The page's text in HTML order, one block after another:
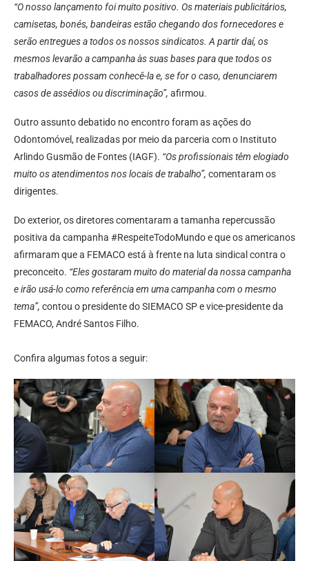
“O nosso lançamento foi muito positivo. Os materiais publicitários,
camisetas, bonés, bandeiras estão chegando dos fornecedores e
serão entregues a todos os nossos sindicatos. A partir daí, os
mesmos levarão a campanha às suas bases para que todos os
trabalhadores possam conhecê-la e, se for o caso, denunciarem
casos de assédios ou discriminação”, afirmou.
Outro assunto debatido no encontro foram as ações do
Odontomóvel, realizadas por meio da parceria com o Instituto
Arlindo Gusmão de Fontes (IAGF). “Os profissionais têm elogiado
muito os atendimentos nos locais de trabalho”, comentaram os
dirigentes.
Do exterior, os diretores comentaram a tamanha repercussão
positiva da campanha #RespeiteTodoMundo e que os americanos
afirmaram que a FEMACO está à frente na luta sindical contra o
preconceito. “Eles gostaram muito do material da nossa campanha
e irão usá-lo como referência em uma campanha com o mesmo
tema”, contou o presidente do SIEMACO SP e vice-presidente da
FEMACO, André Santos Filho.
Confira algumas fotos a seguir: